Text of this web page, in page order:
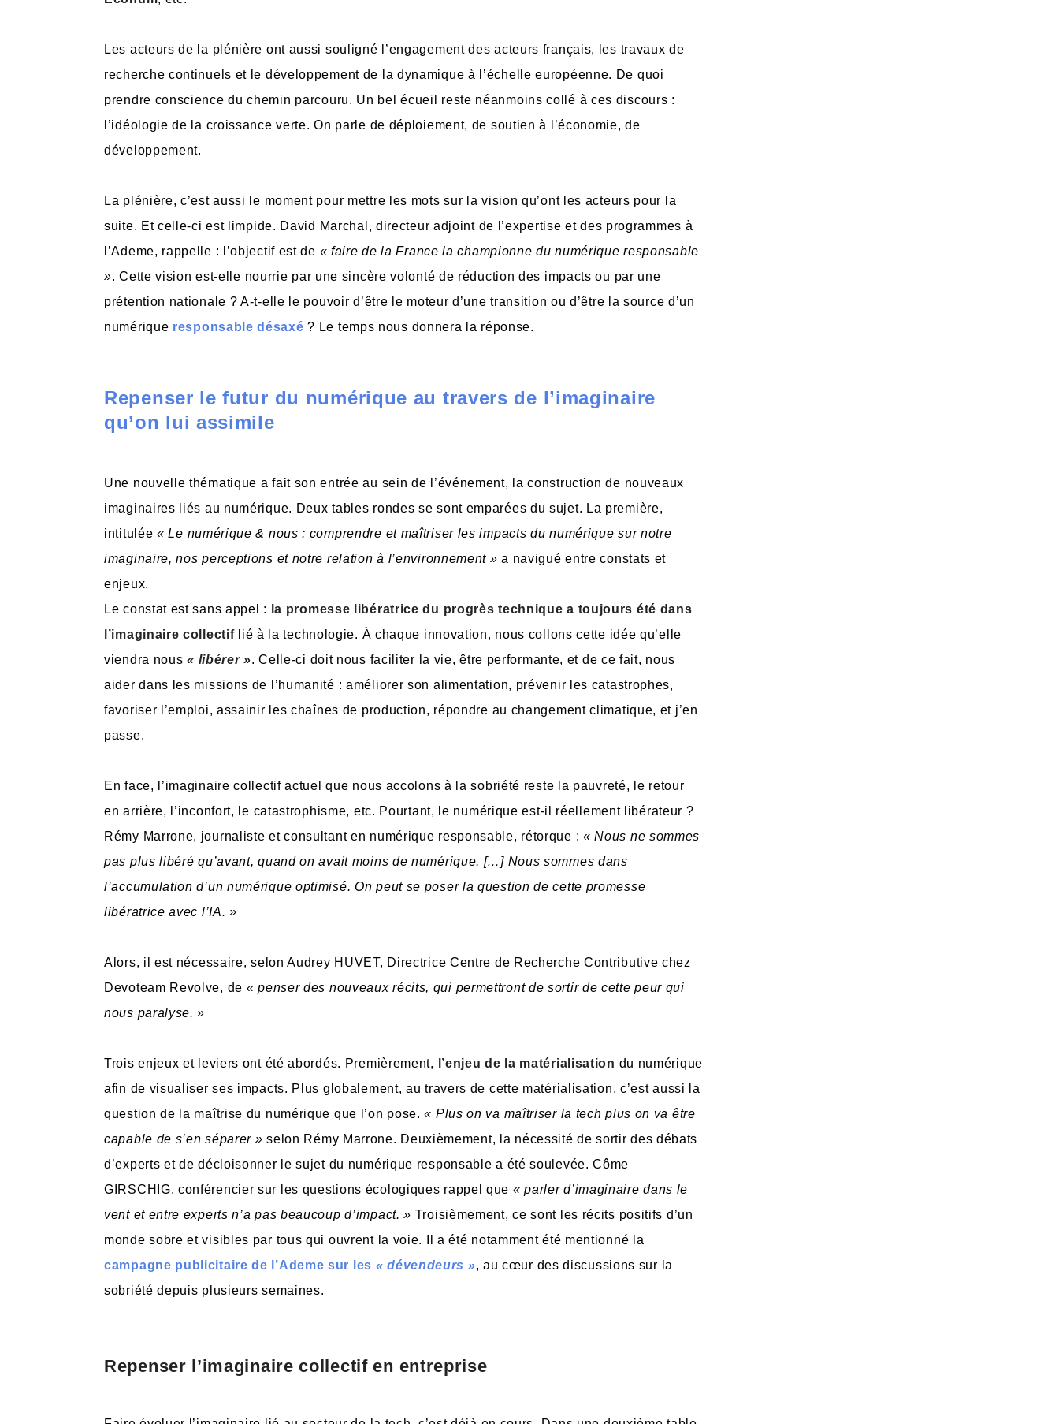
Les acteurs de la plénière ont aussi souligné l’engagement des acteurs français, les travaux de
recherche continuels et le développement de la dynamique à l’échelle européenne. De quoi
prendre conscience du chemin parcouru. Un bel écueil reste néanmoins collé à ces discours :
l’idéologie de la croissance verte. On parle de déploiement, de soutien à l’économie, de
développement.
La plénière, c’est aussi le moment pour mettre les mots sur la vision qu’ont les acteurs pour la
suite. Et celle-ci est limpide. David Marchal, directeur adjoint de l’expertise et des programmes à
l’Ademe, rappelle : l’objectif est de « faire de la France la championne du numérique responsable
». Cette vision est-elle nourrie par une sincère volonté de réduction des impacts ou par une
prétention nationale ? A-t-elle le pouvoir d’être le moteur d’une transition ou d’être la source d’un
numérique responsable désaxé ? Le temps nous donnera la réponse.
Repenser le futur du numérique au travers de l’imaginaire
qu’on lui assimile
Une nouvelle thématique a fait son entrée au sein de l’événement, la construction de nouveaux
imaginaires liés au numérique. Deux tables rondes se sont emparées du sujet. La première,
intitulée « Le numérique & nous : comprendre et maîtriser les impacts du numérique sur notre
imaginaire, nos perceptions et notre relation à l’environnement » a navigué entre constats et
enjeux.
Le constat est sans appel :
la promesse libératrice du progrès technique a toujours été dans
l’imaginaire collectiflié à la technologie. À chaque innovation, nous collons cette idée qu’elle
viendra nous« libérer ». Celle-ci doit nous faciliter la vie, être performante, et de ce fait, nous
aider dans les missions de l’humanité : améliorer son alimentation, prévenir les catastrophes,
favoriser l’emploi, assainir les chaînes de production, répondre au changement climatique, et j’en
passe.
En face, l’imaginaire collectif actuel que nous accolons à la sobriété reste la pauvreté, le retour
en arrière, l’inconfort, le catastrophisme, etc. Pourtant, le numérique est-il réellement libérateur ?
Rémy Marrone, journaliste et consultant en numérique responsable, rétorque : « Nous ne sommes
pas plus libéré qu’avant, quand on avait moins de numérique. […] Nous sommes dans
l’accumulation d’un numérique optimisé. On peut se poser la question de cette promesse
libératrice avec l’IA. »
Alors, il est nécessaire, selon Audrey HUVET, Directrice Centre de Recherche Contributive chez
Devoteam Revolve, de « penser des nouveaux récits, qui permettront de sortir de cette peur qui
nous paralyse. »
Trois enjeux et leviers ont été abordés. Premièrement, l’enjeu de la matérialisation du numérique
afin de visualiser ses impacts. Plus globalement, au travers de cette matérialisation, c’est aussi la
question de la maîtrise du numérique que l’on pose.« Plus on va maîtriser la tech plus on va être
capable de s’en séparer » selon Rémy Marrone. Deuxièmement, la nécessité de sortir des débats
d’experts et de décloisonner le sujet du numérique responsable a été soulevée. Côme
GIRSCHIG, conférencier sur les questions écologiques rappel que « parler d’imaginaire dans le
vent et entre experts n’a pas beaucoup d’impact. » Troisièmement, ce sont les récits positifs d’un
monde sobre et visibles par tous qui ouvrent la voie. Il a été notamment été mentionné la
campagne publicitaire de l’Ademe sur les « dévendeurs », au cœur des discussions sur la
sobriété depuis plusieurs semaines.
Repenser l’imaginaire collectif en entreprise